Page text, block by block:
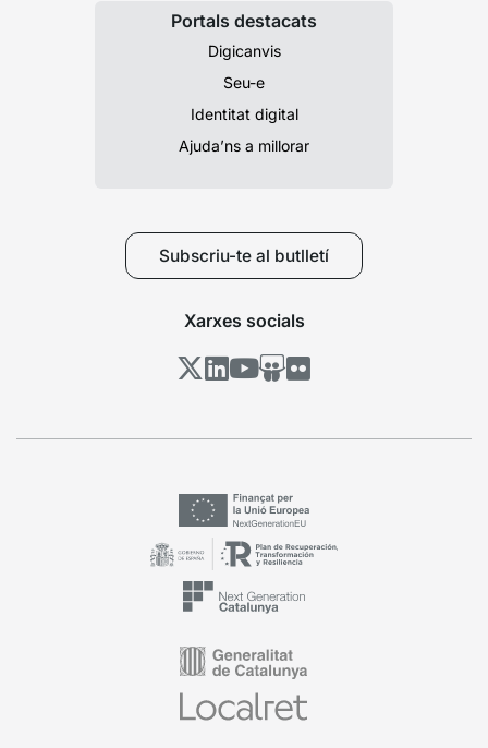
Portals destacats
Digicanvis
Seu-e
Identitat digital
Ajuda’ns a millorar
Subscriu-te al butlletí
Xarxes socials